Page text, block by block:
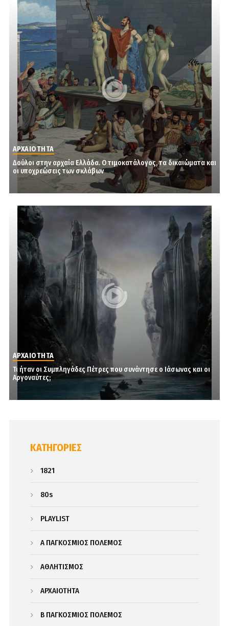
ΑΡΧΑΙΟΤΗΤΑ
Δούλοι στην αρχαία Ελλάδα. Ο τιμοκατάλογος, τα δικαιώματα και
οι υποχρεώσεις των σκλάβων
ΑΡΧΑΙΟΤΗΤΑ
Τι ήταν οι Συμπληγάδες Πέτρες που συνάντησε ο Ιάσωνας και οι
Αργοναύτες;
KΑΤΗΓΟΡΊΕΣ
1821
80s
PLAYLIST
Α΄ ΠΑΓΚΟΣΜΙΟΣ ΠΟΛΕΜΟΣ
ΑΘΛΗΤΙΣΜΟΣ
ΑΡΧΑΙΟΤΗΤΑ
Β΄ ΠΑΓΚΟΣΜΙΟΣ ΠΟΛΕΜΟΣ